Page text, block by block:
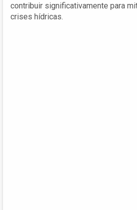
contribuir significativamente para
crises hídricas.